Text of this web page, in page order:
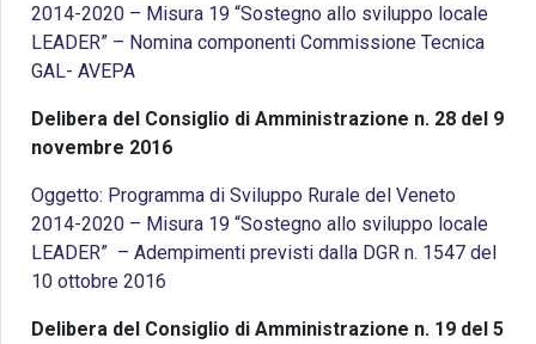
2014-2020 – Misura 19 “Sostegno allo sviluppo locale
LEADER” – Nomina componenti Commissione Tecnica
GAL- AVEPA
Delibera del Consiglio di Amministrazione n. 28 del 9
novembre 2016
Oggetto: Programma di Sviluppo Rurale del Veneto
2014-2020 – Misura 19 “Sostegno allo sviluppo locale
LEADER” – Adempimenti previsti dalla DGR n. 1547 del
10 ottobre 2016
Delibera del Consiglio di Amministrazione n. 19 del 5